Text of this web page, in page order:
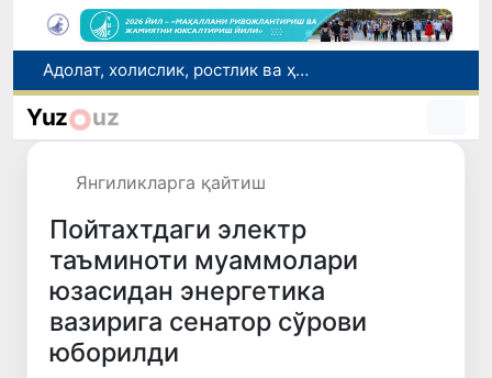
Ўзбекистонда зилзила содир бўлди
Сифатини тасдиқловчи ҳужжатлари бўлмаган дори воситаларининг муомалага киритилишининг олди олинди
Yuz uz
Янгиликларга қайтиш
Пойтахтдаги электр
таъминоти муаммолари
юзасидан энергетика
вазирига сенатор сўрови
юборилди